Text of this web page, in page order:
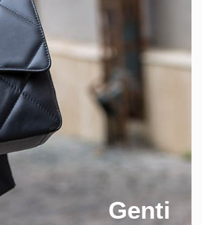
Genti